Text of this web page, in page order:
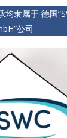
均隶属于 德国
公司